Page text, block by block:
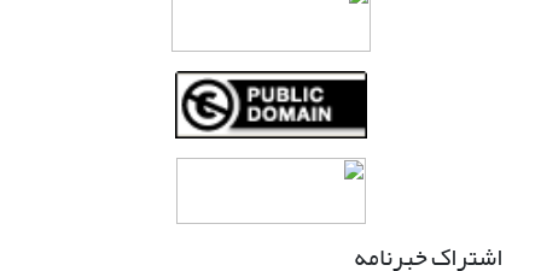
اشتراک خبرنامه